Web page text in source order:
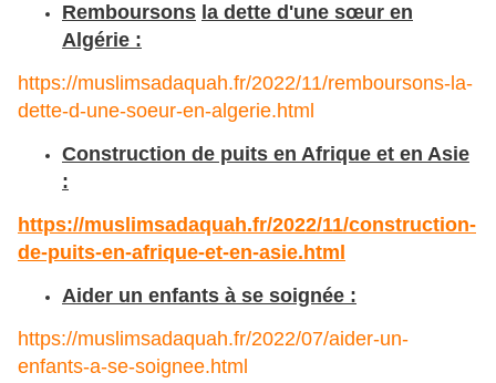
Remboursons la dette d'une sœur en
Algérie :
https://muslimsadaquah.fr/2022/11/remboursons-la-
dette-d-une-soeur-en-algerie.html
Construction de puits en Afrique et en Asie
:
https://muslimsadaquah.fr/2022/11/construction-
de-puits-en-afrique-et-en-asie.html
Aider un enfants à se soignée :
https://muslimsadaquah.fr/2022/07/aider-un-
enfants-a-se-soignee.html